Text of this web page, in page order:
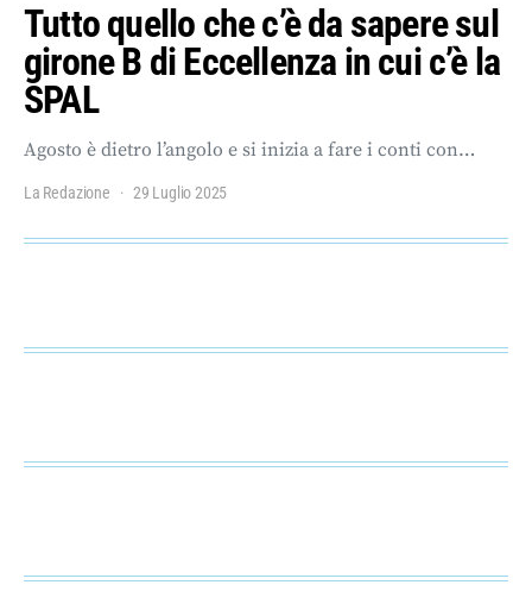
Tutto quello che c’è da sapere sul
girone B di Eccellenza in cui c’è la
SPAL
Agosto è dietro l’angolo e si inizia a fare i conti con…
La Redazione 29 Luglio 2025